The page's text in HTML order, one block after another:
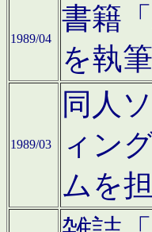
1989/04
書籍
を執筆
1989/03
同人
ィン
ムを担